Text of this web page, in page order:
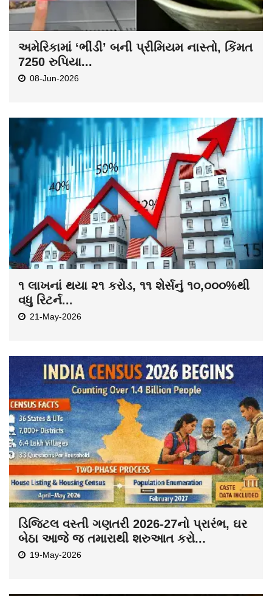
અમેરિકામાં ‘ભીંડી’ બની પ્રીમિયમ નાસ્તો, કિંમત
7250 રુપિયા...
08-Jun-2026
૧ લાખનાં થયા ૨૧ કરોડ, ૧૧ શેર્સનું ૧૦,૦૦૦%થી
વધુ રિટર્ન...
21-May-2026
ડિજિટલ વસ્તી ગણતરી 2026-27નો પ્રારંભ, ઘર
બેઠા આજે જ તમારાથી શરુઆત કરો...
19-May-2026